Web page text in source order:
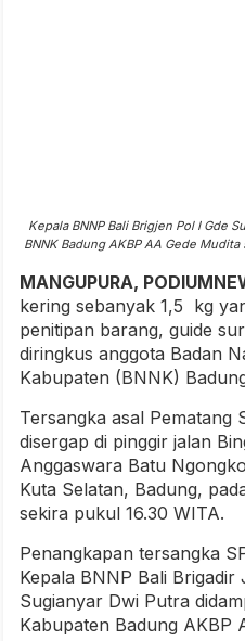
Kepala BNNP Bali Brigjen Pol I Gde
BNNK Badung AKBP AA Gede
MANGUPURA,
kering sebanyak 1,5 kg
penitipan barang, guide
diringkus anggota Badan
Kabupaten (BNNK)
Tersangka asal Pematang
disergap di pinggir jalan
Anggaswara Batu
Kuta Selatan, Badung,
sekira pukul 16.30 WITA.
Penangkapan tersangka
Kepala BNNP Bali Brigadir
Sugianyar Dwi Putra
Kabupaten Badung AKBP